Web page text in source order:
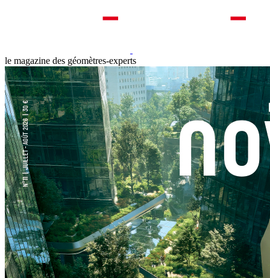
le magazine des géomètres-experts